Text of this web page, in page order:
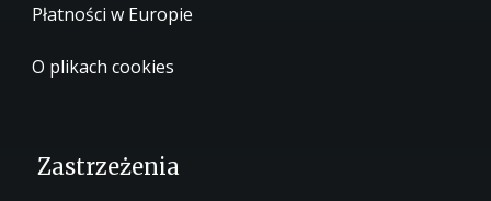
Płatności w Europie
O plikach cookies
Zastrzeżenia